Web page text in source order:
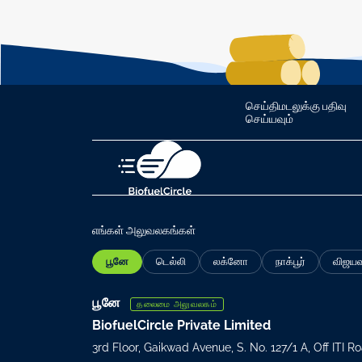
செய்திமடலுக்கு பதிவு
செய்யவும்
எங்கள் அலுவலகங்கள்
பூனே டெல்லி லக்னோ நாக்பூர்
பூனே தலைமை அலுவலகம்
BiofuelCircle Private Limited
3rd Floor, Gaikwad Avenue, S. No. 127/1 A, Off ITI